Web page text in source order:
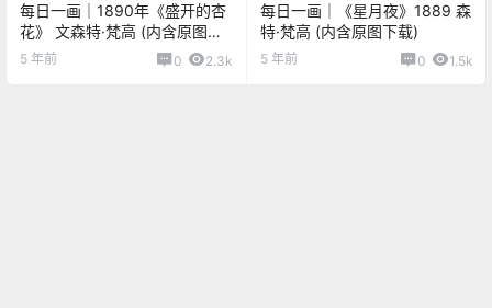
每日一画｜1890年《盛开的杏
花》 文森特·梵高 (内含原图下
载)
5 年前 0 2.3k
每日一画｜《星月夜》1889 森
特·梵高 (内含原图下载)
5 年前 0 1.5k